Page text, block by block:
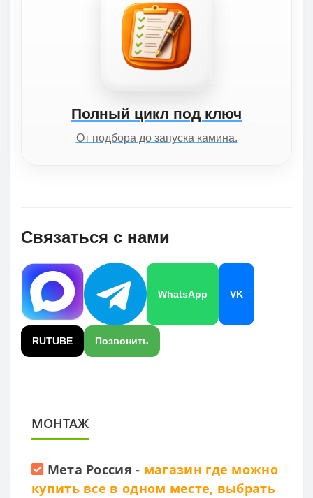
Полный цикл под ключ
От подбора до запуска камина.
Связаться с нами
WhatsApp VK
RUTUBE Позвонить
МОНТАЖ
Мета Россия - магазин где можно
купить все в одном месте, выбрать